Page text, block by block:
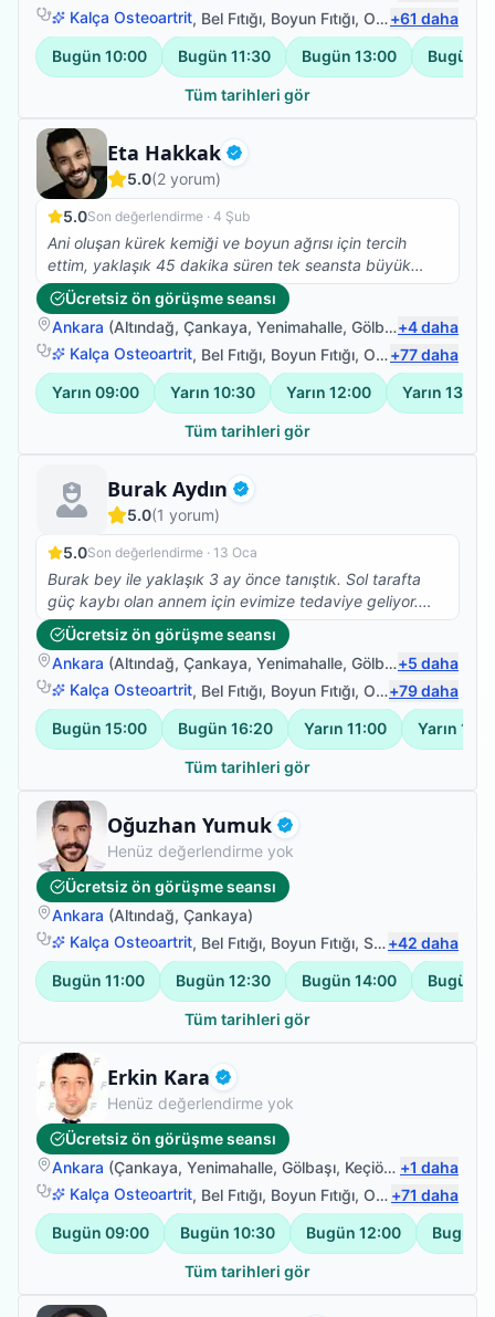
Oturup kalkmıyordum ve dayanılmaz ağrılarım vardı.
Hocam müthiş bilgili donanımlı nazik emeğini esirgeme
biri. Yolu bahtı açık olsun iyi ki tanımışım hocam seni .
Kalça Osteoartrit, Bel Fıtığı, Boyun Fıtığı, Omuz Bağ Yaralanması +61 daha
Bugün 10:00 Bugün 11:30 Bugün 13:00 Bugün
Tüm tarihleri gör
Eta Hakkak Doğrulanmış
Fizyoterapist
5.0(2 yorum)
5.0Son değerlendirme · 4 Şub
Ani oluşan kürek kemiği ve boyun ağrısı için tercih
ettim, yaklaşık 45 dakika süren tek seansta büyük
ölçüde rahatlama sağladı, bilgilendirme, beyefendinin
ilgisi ve uzmanlığı için teşekkür ederim.
Ücretsiz ön görüşme seansı
Ankara (Altındağ, Çankaya, Yenimahalle, Gölbaşı )
+4daha
Kalça Osteoartrit, Bel Fıtığı, Boyun Fıtığı, Omuz Bağ Yaralanması +77daha
Yarın 09:00 Yarın 10:30 Yarın 12:00 Yarın 13:30
Tüm tarihleri gör
Burak Aydın Doğrulanmış
Fizyoterapist
5.0(1 yorum)
5.0Son değerlendirme · 13 Oca
Burak bey ile yaklaşık 3 ay önce tanıştık. Sol tarafta
güç kaybı olan annem için evimize tedaviye geliyor.
Gerek saygısı gerekse tedavideki başarısı ile çok
memnun kaldığımız bir hocamız. Çevreme tavsiye
ettiğim gibi burda da görüşlerimi bildirmek isterim.
Ücretsiz ön görüşme seansı
Ankara (Altındağ, Çankaya, Yenimahalle, Gölbaşı )
+5 daha
Kalça Osteoartrit, Bel Fıtığı, Boyun Fıtığı, Omuz Bağ Yaralanması +79daha
Bugün 15:00 Bugün 16:20 Yarın 11:00 Yarın
Tüm tarihleri gör
Oğuzhan Yumuk Doğrulanmış
Uzman Fizyoterapist
Henüz değerlendirme yok
Ücretsiz ön görüşme seansı
Ankara (Altındağ, Çankaya)
Kalça Osteoartrit, Bel Fıtığı, Boyun Fıtığı, Sırt Ağrısı +42 daha
Bugün 11:00 Bugün 12:30 Bugün 14:00 Bugün
Tüm tarihleri gör
Erkin Kara Doğrulanmış
Uzman Fizyoterapist
Henüz değerlendirme yok
Ücretsiz ön görüşme seansı
Ankara (Çankaya, Yenimahalle, Gölbaşı, Keçiören )
+1 daha
Kalça Osteoartrit, Bel Fıtığı, Boyun Fıtığı, Omuz Bağ Yaralanması +71 daha
Bugün 09:00 Bugün 10:30 Bugün 12:00 Bugün
Tüm tarihleri gör